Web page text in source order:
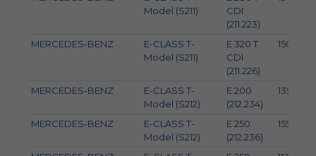
Model (S211)
CDI
(211.223)
MERCEDES-BENZ
E-CLASS T-
Model (S211)
E 320 T
CDI
(211.226)
150
MERCEDES-BENZ
E-CLASS T-
Model (S212)
E 200
(212.234)
135
MERCEDES-BENZ
E-CLASS T-
Model (S212)
E 250
(212.236)
155